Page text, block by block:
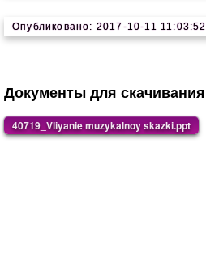
Опубликовано: 2017-10-11 11:03:52
Документы для скачивания
40719_Vliyanie muzykalnoy skazki.ppt